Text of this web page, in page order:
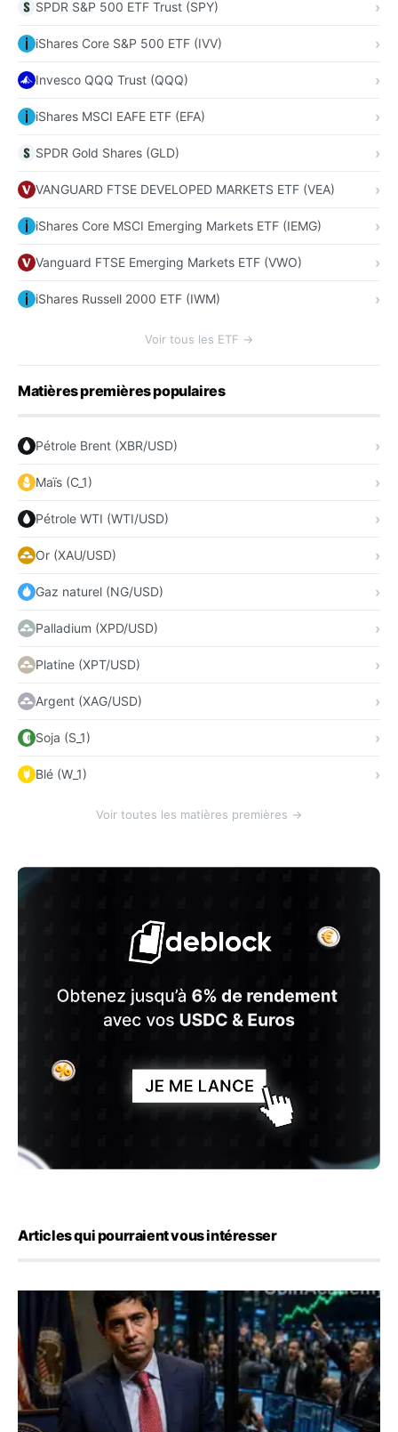
SPDR S&P 500 ETF Trust (SPY)
iShares Core S&P 500 ETF (IVV)
Invesco QQQ Trust (QQQ)
iShares MSCI EAFE ETF (EFA)
SPDR Gold Shares (GLD)
VANGUARD FTSE DEVELOPED MARKETS ETF (VEA)
iShares Core MSCI Emerging Markets ETF (IEMG)
Vanguard FTSE Emerging Markets ETF (VWO)
iShares Russell 2000 ETF (IWM)
Voir tous les ETF →
Matières premières populaires
Pétrole Brent (XBR/USD)
Maïs (C_1)
Pétrole WTI (WTI/USD)
Or (XAU/USD)
Gaz naturel (NG/USD)
Palladium (XPD/USD)
Platine (XPT/USD)
Argent (XAG/USD)
Soja (S_1)
Blé (W_1)
Voir toutes les matières premières →
Articles qui pourraient vous intéresser
Emploi américain : 23 000 postes détruits en juillet, les